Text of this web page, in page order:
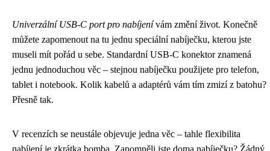
Univerzální USB-C port pro nabíjenívám změní život. Konečně
můžete zapomenout na tu jednu speciální nabíječku, kterou jste
museli mít pořád u sebe. Standardní USB-C konektor znamená
jednu jednoduchou věc – stejnou nabíječku použijete pro telefon,
tablet i notebook. Kolik kabelů a adaptérů vám tím zmizí z batohu?
Přesně tak.
V recenzích se neustále objevuje jedna věc – tahle flexibilita
nabíjení je zkrátka bomba. Zapomněli jste doma nabíječku? Žádný